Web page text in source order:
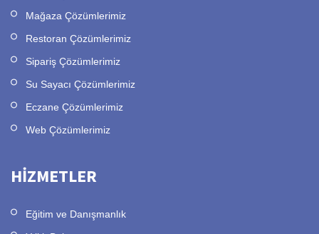
Mağaza Çözümlerimiz
Restoran Çözümlerimiz
Sipariş Çözümlerimiz
Su Sayacı Çözümlerimiz
Eczane Çözümlerimiz
Web Çözümlerimiz
HİZMETLER
Eğitim ve Danışmanlık